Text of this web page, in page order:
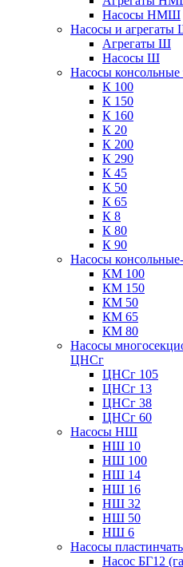
Насосы НМШ
Насосы и агрегаты
Агрегаты Ш
Насосы Ш
Насосы
К 100
К 150
К 160
К 20
К 200
К 290
К 45
К 50
К 65
К 8
К 80
К 90
Насосы
КМ 100
КМ 150
КМ 50
КМ 65
КМ 80
Насосы
ЦНСг
ЦНСг 105
ЦНСг 13
ЦНСг 38
ЦНСг 60
Насосы НШ
НШ 10
НШ 100
НШ 14
НШ 16
НШ 32
НШ 50
НШ 6
Насосы
Насос БГ12